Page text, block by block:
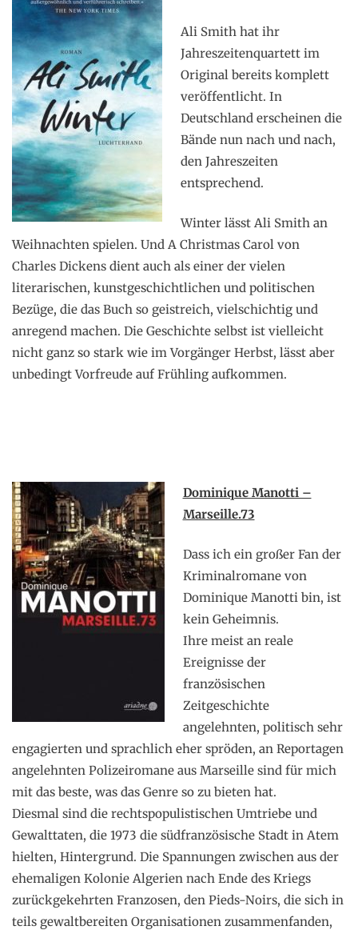
Ali Smith hat ihr
Jahreszeitenquartett im
Original bereits komplett
veröffentlicht. In
Deutschland erscheinen die
Bände nun nach und nach,
den Jahreszeiten
entsprechend.
Winter lässt Ali Smith an
Weihnachten spielen. Und A Christmas Carol von
Charles Dickens dient auch als einer der vielen
literarischen, kunstgeschichtlichen und politischen
Bezüge, die das Buch so geistreich, vielschichtig und
anregend machen. Die Geschichte selbst ist vielleicht
nicht ganz so stark wie im Vorgänger Herbst, lässt aber
unbedingt Vorfreude auf Frühling aufkommen.
Dominique Manotti –
Marseille.73
Dass ich ein großer Fan der
Kriminalromane von
Dominique Manotti bin, ist
kein Geheimnis.
Ihre meist an reale
Ereignisse der
französischen
Zeitgeschichte
angelehnten, politisch sehr
engagierten und sprachlich eher spröden, an Reportagen
angelehnten Polizeiromane aus Marseille sind für mich
mit das beste, was das Genre so zu bieten hat.
Diesmal sind die rechtspopulistischen Umtriebe und
Gewalttaten, die 1973 die südfranzösische Stadt in Atem
hielten, Hintergrund. Die Spannungen zwischen aus der
ehemaligen Kolonie Algerien nach Ende des Kriegs
zurückgekehrten Franzosen, den Pieds-Noirs, die sich in
teils gewaltbereiten Organisationen zusammenfanden,